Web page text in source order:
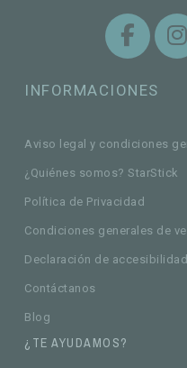
INFORMACIONES
Aviso legal y condiciones
¿Quiénes somos? StarStick
Política de Privacidad
Condiciones generales de
Declaración de accesibilidad
Contáctanos
Blog
¿TE AYUDAMOS?